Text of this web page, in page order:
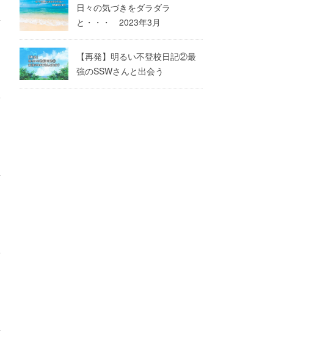
日々の気づきをダラダラ
と・・・ 2023年3月
【再発】明るい不登校日記②最
強のSSWさんと出会う